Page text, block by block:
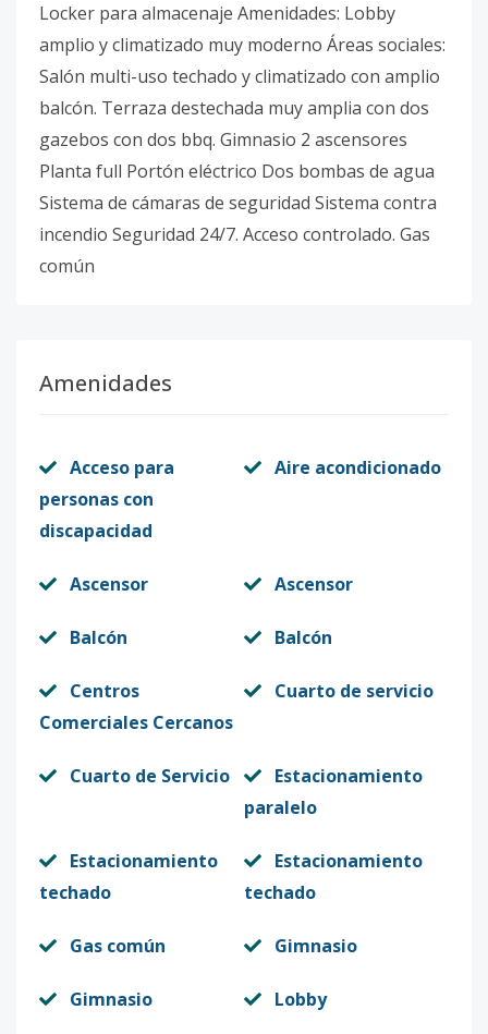
Locker para almacenaje Amenidades: Lobby
amplio y climatizado muy moderno Áreas sociales:
Salón multi-uso techado y climatizado con amplio
balcón. Terraza destechada muy amplia con dos
gazebos con dos bbq. Gimnasio 2 ascensores
Planta full Portón eléctrico Dos bombas de agua
Sistema de cámaras de seguridad Sistema contra
incendio Seguridad 24/7. Acceso controlado. Gas
común
Amenidades
Acceso para
personas con
discapacidad
Aire acondicionado
Ascensor Ascensor
Balcón Balcón
Centros
Comerciales Cercanos
Cuarto de servicio
Cuarto de Servicio
Estacionamiento
paralelo
Estacionamiento
techado
Estacionamiento
techado
Gas común Gimnasio
Gimnasio Lobby